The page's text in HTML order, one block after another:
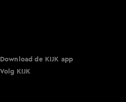
Download de KIJK app
Volg KIJK